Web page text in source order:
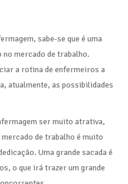
sabe-se que é uma
no mercado de trabalho.
a rotina de enfermeiros a
atualmente, as possibilidades
ser muito atrativa,
de trabalho é muito
Uma grande sacada é
o que irá trazer um grande